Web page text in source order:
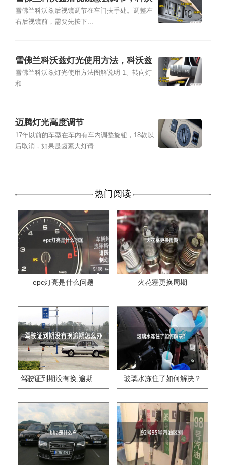
兹倒车镜怎么加热
雪佛兰科沃兹后视镜调节在车门扶手处。调整左
右后视镜前，需要先按下...
雪佛兰科沃兹灯光使用方法，科沃兹
灯光开关图解说明
雪佛兰科沃兹灯光使用方法图解说明 1、转向灯
和...
迈腾灯光高度调节
17年以前的车型在车内有车内调整旋钮，18款以
后取消，如果是卤素大灯请...
热门阅读
epc灯亮是什么问题 火花塞更换周期
玻璃水冻住了如何解决？